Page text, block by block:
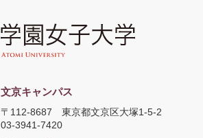
文京キャンパス
〒112-8687東京都文京区大塚1-5-2
03-3941-7420